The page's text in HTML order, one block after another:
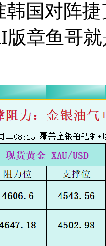
韩国对阵
章鱼哥